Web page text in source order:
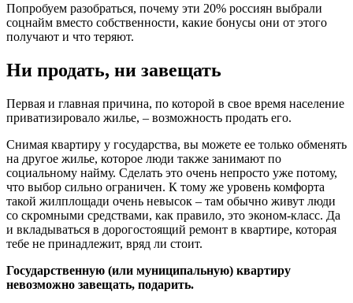
Попробуем разобраться, почему эти 20% россиян выбрали
соцнайм вместо собственности, какие бонусы они от этого
получают и что теряют.
Ни продать, ни завещать
Первая и главная причина, по которой в свое время население
приватизировало жилье, – возможность продать его.
Снимая квартиру у государства, вы можете ее только обменять
на другое жилье, которое люди также занимают по
социальному найму. Сделать это очень непросто уже потому,
что выбор сильно ограничен. К тому же уровень комфорта
такой жилплощади очень невысок – там обычно живут люди
со скромными средствами, как правило, это эконом-класс. Да
и вкладываться в дорогостоящий ремонт в квартире, которая
тебе не принадлежит, вряд ли стоит.
Государственную (или муниципальную) квартиру
невозможно завещать, подарить.